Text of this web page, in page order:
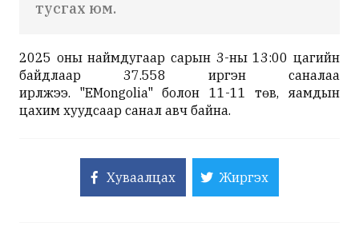
тусгах юм.
2025 оны наймдугаар сарын 3-ны 13:00 цагийн
байдлаар 37.558 иргэн саналаа
ирүүлжээ. "EMongolia" болон 11-11 төв, яамдын
цахим хуудсаар санал авч байна.
Хуваалцах Жиргэх